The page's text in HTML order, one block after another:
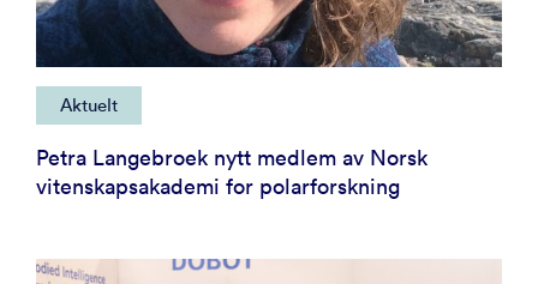
Aktuelt
Petra Langebroek nytt medlem av Norsk
vitenskapsakademi for polarforskning